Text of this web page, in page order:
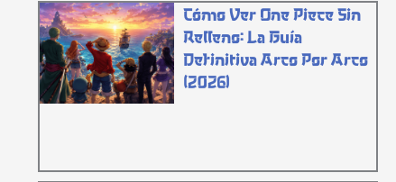
Cómo Ver One Piece Sin
Relleno: La Guía
Definitiva Arco Por Arco
(2026)